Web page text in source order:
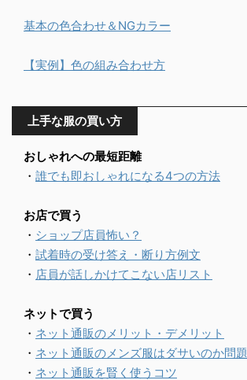
基本の色合わせ＆NGカラー
【実例】色の組み合わせ方
上手な服の買い方
おしゃれへの最短距離
・ 誰でも即おしゃれになる4つの方法
お店で買う
・ ショップ店員怖い？
・ 試着時の受け答え・断り方例文
・ 店員が話しかけてこない店リスト
ネットで買う
・ ネット通販のメリット・デメリット
・ ネット通販のメンズ服はダサいのか問題
・ ネット通販を賢く使うコツ